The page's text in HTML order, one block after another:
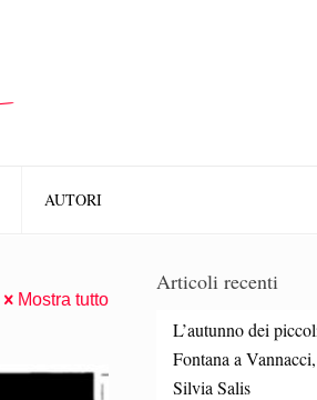
AUTORI
Mostra tutto
Articoli recenti
L’autunno dei
Fontana a
Silvia Salis